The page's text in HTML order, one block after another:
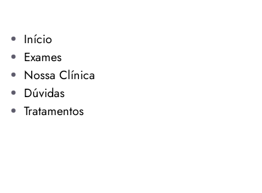
Início
Exames
Nossa Clínica
Dúvidas
Tratamentos